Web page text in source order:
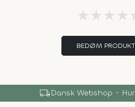
★ ★ ★ ★
BEDØM
local_shippingDansk Webshop -